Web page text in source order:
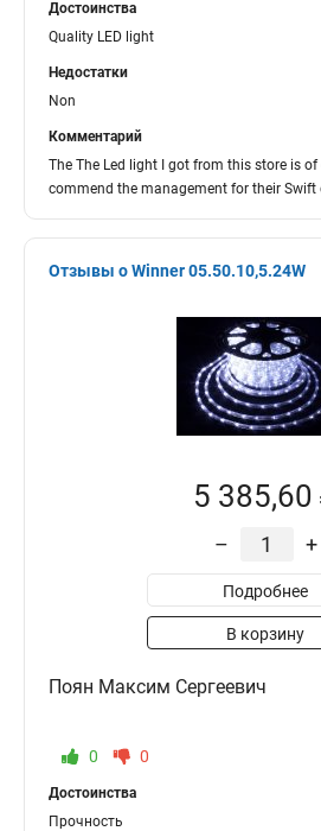
Достоинства
Quality LED light
Недостатки
Non
Комментарий
The The Led light I got from this store is
commend the management for their Swift
Отзывы о Winner 05.50.10,5.24W
5 385,60
– +
Подробнее
В корзину
Поян Максим Сергеевич
0 0
Достоинства
Прочность